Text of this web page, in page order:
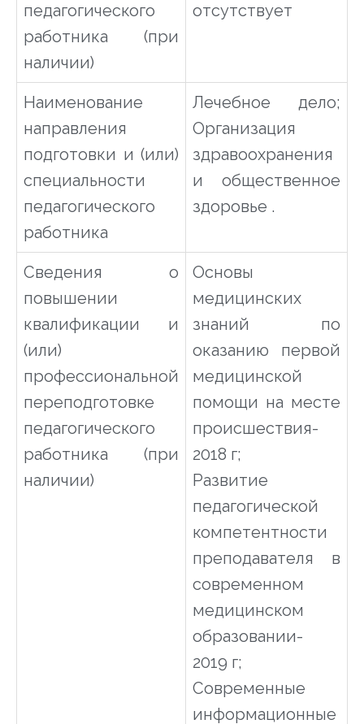
педагогического
работника (при
наличии)
отсутствует
Наименование
направления
подготовки и (или)
специальности
педагогического
работника
Лечебное дело;
Организация
здравоохранения
и общественное
здоровье .
Сведения о
повышении
квалификации и
(или)
профессиональной
переподготовке
педагогического
работника (при
наличии)
Основы
медицинских
знаний по
оказанию первой
медицинской
помощи на месте
происшествия-
2018 г;
Развитие
педагогической
компетентности
преподавателя в
современном
медицинском
образовании-
2019 г;
Современные
информационные